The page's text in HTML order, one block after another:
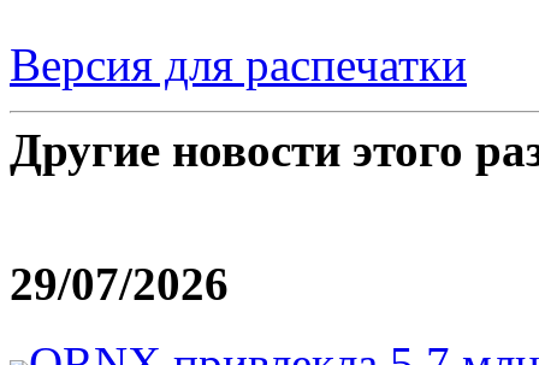
Версия для распечатки
Другие новости этого
29/07/2026